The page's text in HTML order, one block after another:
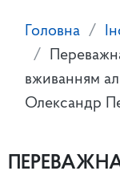
Головна
вживанням
Олександр